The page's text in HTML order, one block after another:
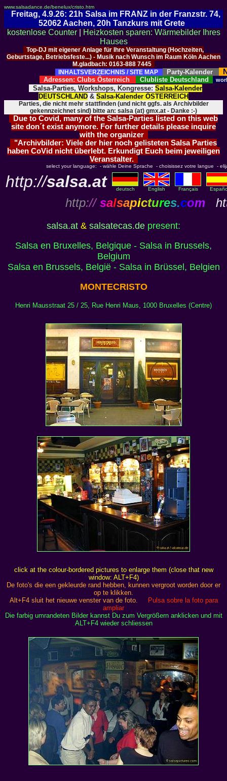
www.salsadance.de/benelux/cristo.htm
Freitag, 4.9.26: 21h Salsa im FRANZ in der Franzstr. 74,
52062 Aachen, 20h Tanzkurs mit Grete
kostenlose Counter|
Heizkosten sparen: Wärmebilder Ihres
Hauses
Top-DJ mit eigener Anlage für Ihre Veranstaltung (Hochzeiten,
Geburtstage, Betriebsfeste...) - Musik nach Wunsch im Raum Köln Aachen
M.gladbach: 0163-888 7445
INHALTSVERZEICHNIS / SITE MAP
Party-Kalender
Adressen: Clubs Österreich Clubliste Deutschland
Salsa-Parties, Workshops, Kongresse: Salsa-Kalender
DEUTSCHLAND & Salsa-Kalender ÖSTERREICH
Parties, die nicht mehr stattfinden (und nicht ggfs. als Archivbilder
gekennzeichnet sind) bitte an: salsa (at) gmx.at - Danke :-)
Due to Covid, many of the Salsa-Parties listed on this web
site don´t exist anymore. For further details please inquire
with the organizer
"Archivbilder: Viele der hier noch gelisteten Salsa Parties
haben CoVid nicht überlebt. Erkundigt Euch beim jeweiligen
Veranstalter.
select your language: - wähle Deine Sprache - choisissez votre langue -
http://salsa.at deutsch English Français
http:// salsapictures.com
salsa.at & salsatecas.de present:
Salsa en Bruxelles, Belgique - Salsa in Brussels,
Belgium
Salsa en Brussels, België - Salsa in Brüssel, Belgien
MONTECRISTO
Henri Mausstraat 25 / 25, Rue Henri Maus, 1000 Bruxelles (Centre)
click at the colour-bordered pictures to enlarge them (close that new
window: ALT+F4)
De foto's die een gekleurde rand hebben, kunnen vergroot worden door er
op te klikken.
Alt+F4 sluit het nieuwe venster van de foto.
Pulsa sobre la foto para
ampliar
Die farbig umrandeten Bilder kannst Du zum Vergrößern anklicken und mit
ALT+F4 wieder schliessen